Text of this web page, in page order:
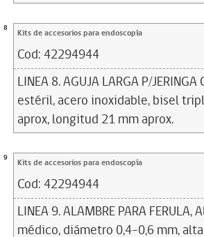
8 Kits de accesorios para endoscopía
Cod: 42294944
LINEA 8. AGUJA LARGA P/
estéril, acero inoxidable, bisel
aprox, longitud 21 mm aprox.
9 Kits de accesorios para endoscopía
Cod: 42294944
LINEA 9. ALAMBRE PARA
médico, diámetro 0,4–0,6 mm,